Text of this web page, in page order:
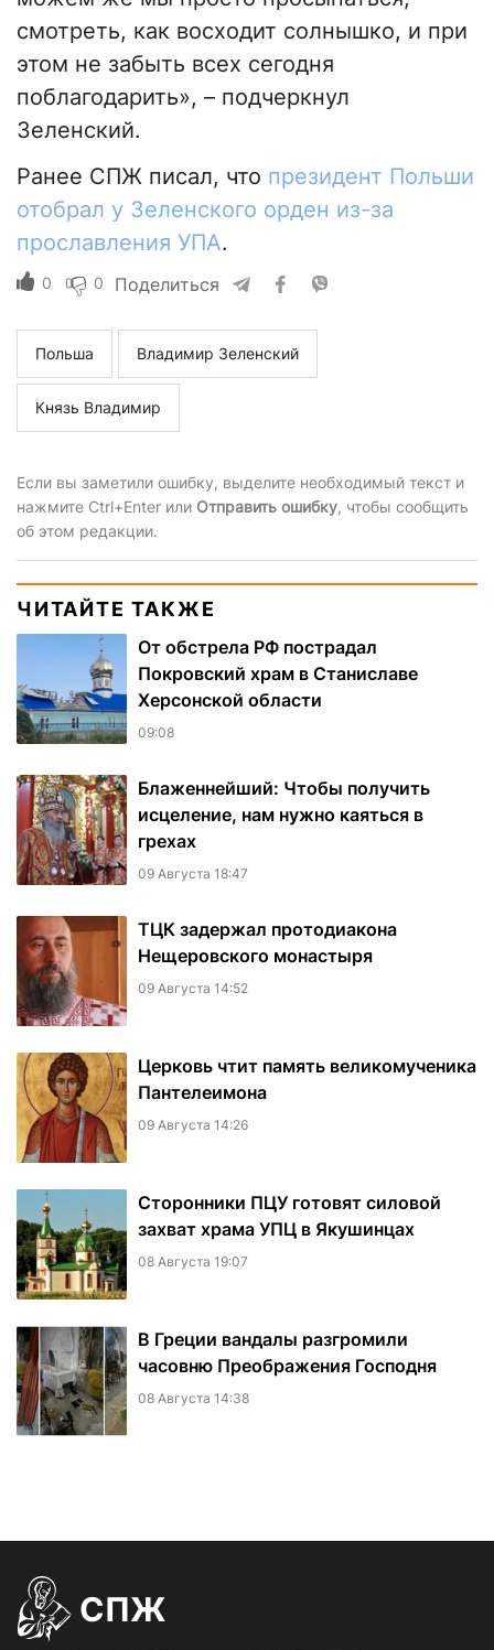
смотреть, как восходит солнышко, и при
этом не забыть всех сегодня
поблагодарить», – подчеркнул
Зеленский.
Ранее СПЖ писал, что президент Польши
отобрал у Зеленского орден из-за
прославления УПА.
0 0 Поделиться
Польша Владимир Зеленский
Князь Владимир
Если вы заметили ошибку, выделите необходимый текст и
нажмите Ctrl+Enter или Отправить ошибку, чтобы сообщить
об этом редакции.
ЧИТАЙТЕ ТАКЖЕ
От обстрела РФ пострадал
Покровский храм в Станиславе
Херсонской области
09:08
Блаженнейший: Чтобы получить
исцеление, нам нужно каяться в
грехах
09 Августа 18:47
ТЦК задержал протодиакона
Нещеровского монастыря
09 Августа 14:52
Церковь чтит память великомученика
Пантелеимона
09 Августа 14:26
Сторонники ПЦУ готовят силовой
захват храма УПЦ в Якушинцах
08 Августа 19:07
В Греции вандалы разгромили
часовню Преображения Господня
08 Августа 14:38
СПЖ